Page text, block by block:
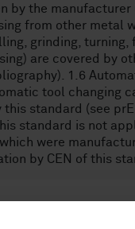
by the manufacturer
from other metal
grinding, turning,
are covered by
1.6
tool changing
standard (see
standard is not
were
by CEN of this